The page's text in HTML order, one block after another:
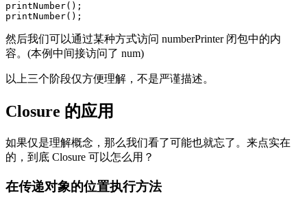
printNumber();
printNumber();
然后我们可以通过某种方式访问 numberPrinter 闭包中的内
容。(本例中间接访问了 num)
以上三个阶段仅方便理解，不是严谨描述。
Closure 的应用
如果仅是理解概念，那么我们看了可能也就忘了。来点实在
的，到底 Closure 可以怎么用？
在传递对象的位置执行方法